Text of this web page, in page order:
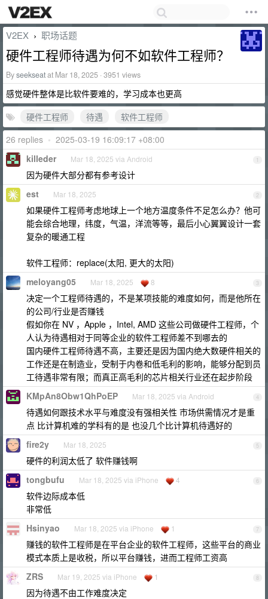
V2EX › 职场话题
硬件工程师待遇为何不如软件工程师？
Byseekseatat Mar 18, 2025 · 3951 views
感觉硬件整体是比软件要难的，学习成本也更高
硬件工程师
待遇
软件工程师
26 replies • 2025-03-19 16:09:17 +08:00
1
killeder Mar 18, 2025 via Android
因为硬件大部分都有参考设计
2
est Mar 18, 2025
如果硬件工程师考虑地球上一个地方温度条件不足怎么办？他可
能会综合地理，纬度，气温，洋流等等，最后小心翼翼设计一套
复杂的暖通工程
软件工程师：replace(太阳, 更大的太阳)
3
meloyang05 Mar 18, 2025 8
决定一个工程师待遇的，不是某项技能的难度如何，而是他所在
的公司/行业是否赚钱
假如你在 NV ，Apple ，Intel, AMD 这些公司做硬件工程师，个
人认为待遇相对于同等企业的软件工程师差不到哪去的
国内硬件工程师待遇不高，主要还是因为国内绝大数硬件相关的
工作还是在制造业，受制于内卷和低毛利的影响，能够分配到员
工待遇非常有限；而真正高毛利的芯片相关行业还在起步阶段
4
KMpAn8Obw1QhPoEP Mar 18, 2025 via Android
待遇如何跟技术水平与难度没有强相关性 市场供需情况才是重
点 比计算机难的学科有的是 也没几个比计算机待遇好的
5
fire2y Mar 18, 2025
硬件的利润太低了 软件赚钱啊
6
tongbufu Mar 18, 2025 via iPhone 4
软件边际成本低
非常低
7
Hsinyao Mar 18, 2025 via iPhone 1
赚钱的软件工程师是在平台企业的软件工程师，这些平台的商业
模式本质上是收税，所以平台赚钱，进而工程师工资高
8
ZRS Mar 19, 2025 via iPhone 1
因为待遇不由工作难度决定